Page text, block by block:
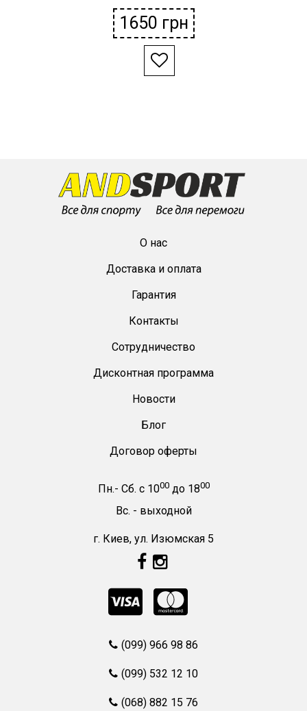
1650 грн
О нас
Доставка и оплата
Гарантия
Контакты
Сотрудничество
Дисконтная программа
Новости
Блог
Договор оферты
Пн.- Сб. с1000 до1800
Вс. - выходной
г. Киев, ул. Изюмская 5
(099) 966 98 86
(099) 532 12 10
(068) 882 15 76